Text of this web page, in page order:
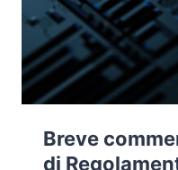
Breve
di